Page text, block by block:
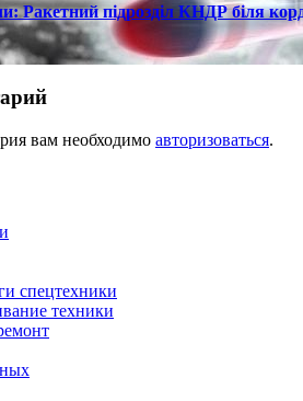
Ракетний підрозділ КНДР біля
вам необходимо авторизоваться.
спецтехники
техники